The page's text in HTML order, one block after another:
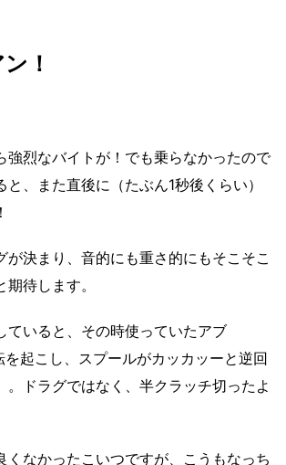
！
強烈なバイトが！でも乗らなかったので
、また直後に（たぶん1秒後くらい）
が決まり、音的にも重さ的にもそこそこ
待します。
ていると、その時使っていたアブ
起こし、スプールがカッカッーと逆回
。ドラグではなく、半クラッチ切ったよ
くなかったこいつですが、こうもなっち